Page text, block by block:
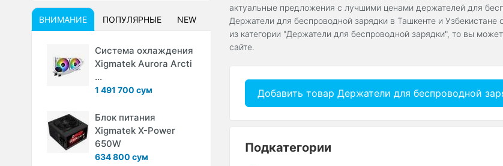
актуальные предложения с лучшими ценами держателей для
Держатели для беспроводной зарядки в Ташкенте и
из категории "Держатели для беспроводной зарядки", то вы
сайте.
Добавить товар Держатели для беспроводной
Подкатегории
ВНИМАНИЕ ПОПУЛЯРНЫЕ NEW
Система охлаждения
Xigmatek Aurora Arcti
...
1 491 700 сум
Блок питания
Xigmatek X-Power
650W
634 800 сум